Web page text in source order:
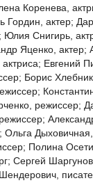
Коренева,
Гордин, актер;
Юлия Снигирь,
Яценко, актер;
Евгений
Борис
режиссер;
Полина
Сергей